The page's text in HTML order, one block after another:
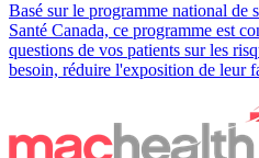
Basé sur le programme national de
Santé Canada, ce programme est
questions de vos patients sur les
besoin, réduire l'exposition de leur